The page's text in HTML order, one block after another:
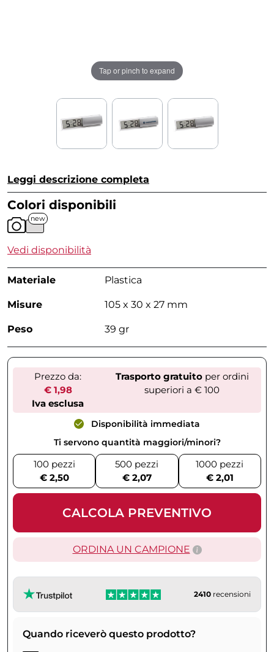
Tap or pinch to expand
Leggi descrizione completa
Colori disponibili
new
Vedi disponibilità
Materiale Plastica
Misure 105 x 30 x 27 mm
Peso 39 gr
Prezzo da:
€ 1,98
Iva esclusa
Trasporto gratuitoper ordini
superiori a € 100
Disponibilità immediata
Ti servono quantità maggiori/minori?
100 pezzi
€ 2,50
500 pezzi
€ 2,07
1000 pezzi
€ 2,01
CALCOLA PREVENTIVO
ORDINA UN CAMPIONE
2410 recensioni
Quando riceverò questo prodotto?